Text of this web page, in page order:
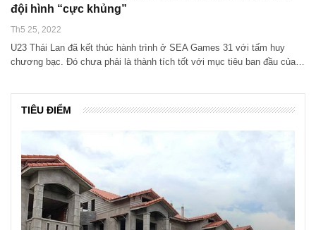
đội hình “cực khủng”
Th5 25, 2022
U23 Thái Lan đã kết thúc hành trình ở SEA Games 31 với tấm huy
chương bạc. Đó chưa phải là thành tích tốt với mục tiêu ban đầu của…
TIÊU ĐIỂM